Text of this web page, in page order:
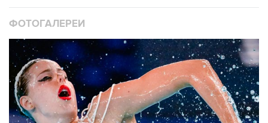
ФОТОГАЛЕРЕИ